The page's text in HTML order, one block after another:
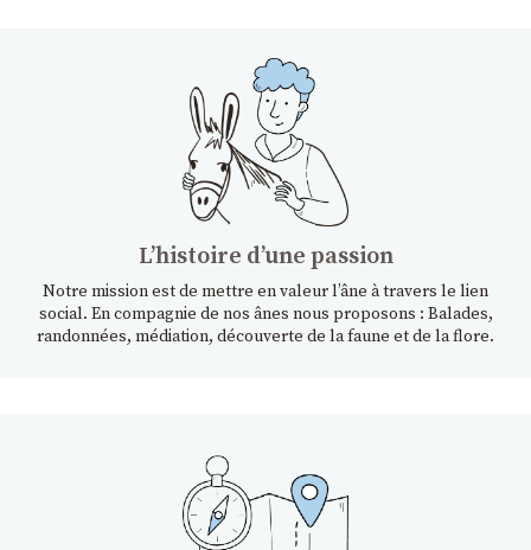
Lʼhistoire dʼune passion
Notre mission est de mettre en valeur l’âne à travers le lien
social. En compagnie de nos ânes nous proposons : Balades,
randonnées, médiation, découverte de la faune et de la flore.